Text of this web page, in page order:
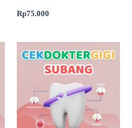
Rp75.000